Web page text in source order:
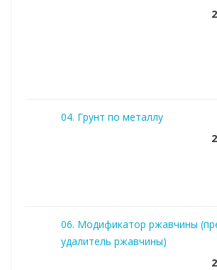
04. Грунт по металлу
06. Модификатор ржавчины
удалитель ржавчины)